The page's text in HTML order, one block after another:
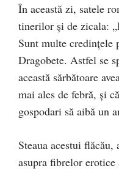
În această zi, satele
tinerilor şi de zicala:
Sunt multe credinţele
Dragobete. Astfel se
această sărbătoare
mai ales de febră, şi
gospodari să aibă un
Steaua acestui
asupra fibrelor